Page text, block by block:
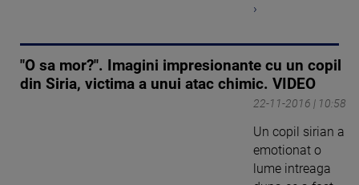
›
"O sa mor?". Imagini impresionante cu un copil
din Siria, victima a unui atac chimic. VIDEO
22-11-2016 | 10:58
Un copil sirian a
emotionat o
lume intreaga